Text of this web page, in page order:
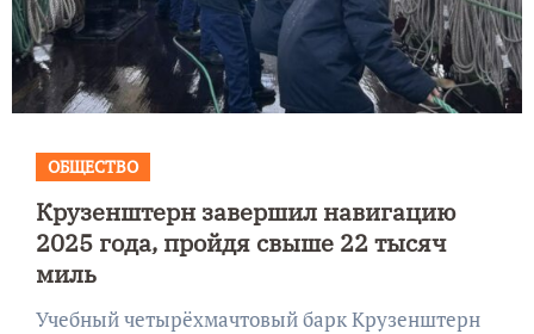
ОБЩЕСТВО
Крузенштерн завершил навигацию
2025 года, пройдя свыше 22 тысяч
миль
Учебный четырёхмачтовый барк Крузенштерн